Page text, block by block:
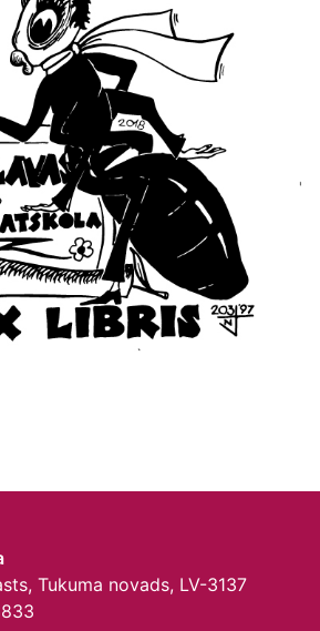
Tukuma novads, LV-3137